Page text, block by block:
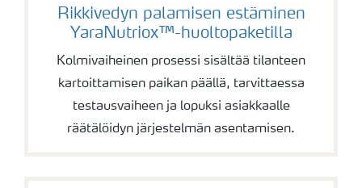
Rikkivedyn palamisen estäminen
YaraNutriox™-huoltopaketilla
Kolmivaiheinen prosessi sisältää tilanteen
kartoittamisen paikan päällä, tarvittaessa
testausvaiheen ja lopuksi asiakkaalle
räätälöidyn järjestelmän asentamisen.